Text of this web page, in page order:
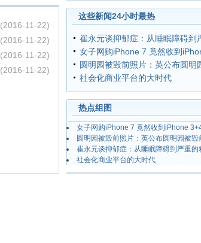
(2016-11-22)
(2016-11-22)
(2016-11-22)
(2016-11-22)
这些新闻24小时最热
崔永元谈抑郁症：从睡眠障碍到
女子网购iPhone 7 竟然收到
圆明园被毁前照片：英公布圆明
社会化商业平台的大时代
热点组图
女子网购iPhone 7 竟然收到iPhone
圆明园被毁前照片：英公布圆明园被毁
崔永元谈抑郁症：从睡眠障碍到严重的
社会化商业平台的大时代